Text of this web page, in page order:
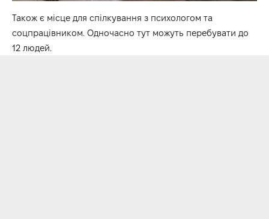
Також є місце для спілкування з психологом та
соцпрацівником. Одночасно тут можуть перебувати до
12 людей.